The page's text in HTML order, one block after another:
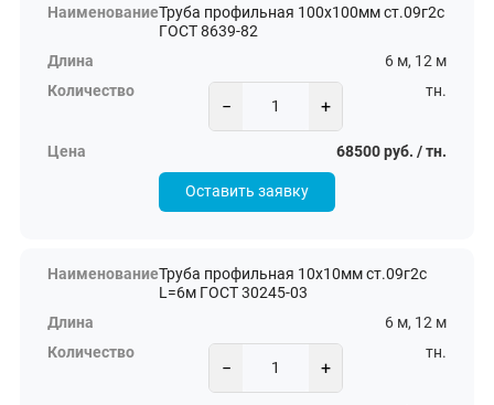
Труба профильная 100х100мм ст.09г2с
ГОСТ 8639-82
6 м, 12 м
− +
тн.
68500 руб. / тн.
Оставить заявку
Труба профильная 10х10мм ст.09г2с
L=6м ГОСТ 30245-03
6 м, 12 м
− +
тн.